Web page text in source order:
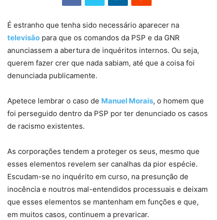
É estranho que tenha sido necessário aparecer na
televisão para que os comandos da PSP e da GNR
anunciassem a abertura de inquéritos internos. Ou seja,
querem fazer crer que nada sabiam, até que a coisa foi
denunciada publicamente.
Apetece lembrar o caso de Manuel Morais, o homem que
foi perseguido dentro da PSP por ter denunciado os casos
de racismo existentes.
As corporações tendem a proteger os seus, mesmo que
esses elementos revelem ser canalhas da pior espécie.
Escudam-se no inquérito em curso, na presunção de
inocência e noutros mal-entendidos processuais e deixam
que esses elementos se mantenham em funções e que,
em muitos casos, continuem a prevaricar.